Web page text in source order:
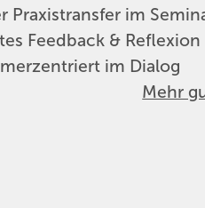
Praxistransfer im
Feedback & Reflexion
im Dialog
Mehr